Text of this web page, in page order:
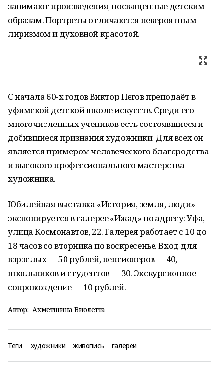
занимают произведения, посвященные детским
образам. Портреты отличаются невероятным
лиризмом и духовной красотой.
С начала 60-х годов Виктор Пегов преподаёт в
уфимской детской школе искусств. Среди его
многочисленных учеников есть состоявшиеся и
добившиеся признания художники. Для всех он
является примером человеческого благородства
и высокого профессионального мастерства
художника.
Юбилейная выставка «История, земля, люди»
экспонируется в галерее «Ижад» по адресу: Уфа,
улица Космонавтов, 22. Галерея работает с 10 до
18 часов со вторника по воскресенье. Вход для
взрослых — 50 рублей, пенсионеров — 40,
школьников и студентов — 30. Экскурсионное
сопровождение — 10 рублей.
Автор: Ахметшина Виолетта
Теги: художники живопись галереи